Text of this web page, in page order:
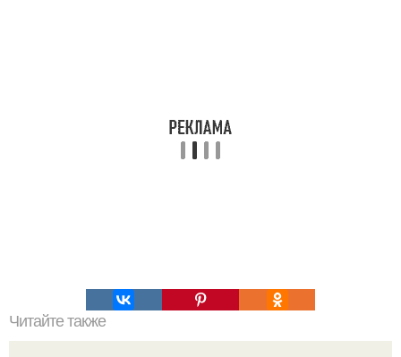
Читайте также